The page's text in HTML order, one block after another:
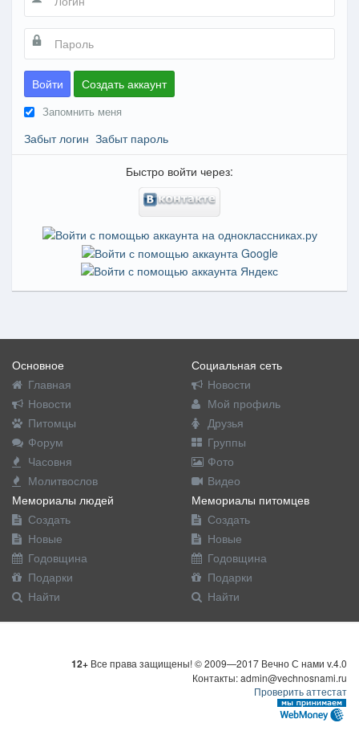
Войти Создать аккаунт
Запомнить меня
Забыт логин Забыт пароль
Быстро войти через:
Основное
Главная
Новости
Питомцы
Форум
Часовня
Молитвослов
Социальная сеть
Новости
Мой профиль
Друзья
Группы
Фото
Видео
Мемориалы людей
Создать
Новые
Годовщина
Подарки
Найти
Мемориалы питомцев
Создать
Новые
Годовщина
Подарки
Найти
12+ Все права защищены! © 2009—2017 Вечно С нами v.4.0
Контакты: admin@vechnosnami.ru
Проверить аттестат